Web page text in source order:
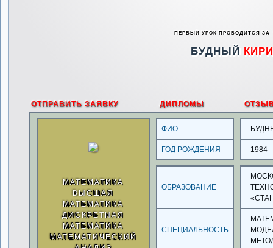
ПЕРВЫЙ УРОК ПРОВОДИТСЯ ЗА
БУДНЫЙ
ОТПРАВИТЬ ЗАЯВКУ ДИПЛОМЫ
МАТЕМАТИКА
ВЫСШАЯ
МАТЕМАТИКА
ДИСКРЕТНАЯ
МАТЕМАТИКА
МАТЕМАТИЧЕСКИЙ
ФИО
ГОД РОЖДЕНИЯ 1984
ОБРАЗОВАНИЕ
СПЕЦИАЛЬНОСТЬ